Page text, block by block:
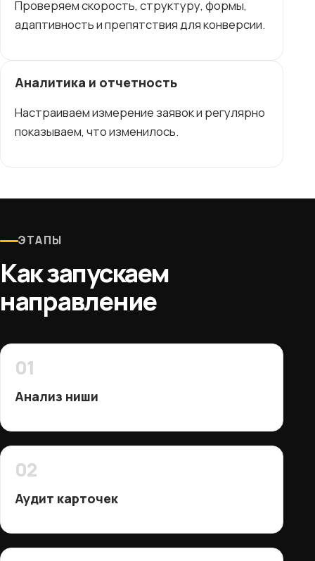
Проверяем скорость, структуру, формы,
адаптивность и препятствия для конверсии.
Аналитика и отчетность
Настраиваем измерение заявок и регулярно
показываем, что изменилось.
ЭТАПЫ
Как запускаем
направление
01
Анализ ниши
02
Аудит карточек